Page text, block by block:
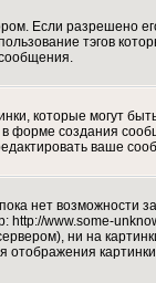
Если разрешено
тэгов
которые могут
форме создания
ваше
нет возможности
www.some-
ни на